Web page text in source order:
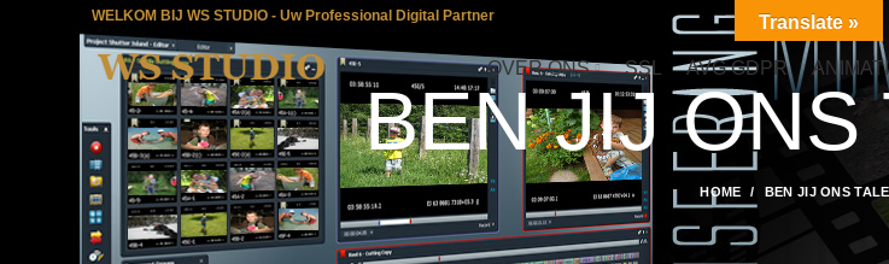
WELKOM BIJ WS STUDIO - Uw Professional Digital Partner
OVER ONS SSL AVG GDPR
BEN JIJ ONS
HOME BEN JIJ ONS
Translate »